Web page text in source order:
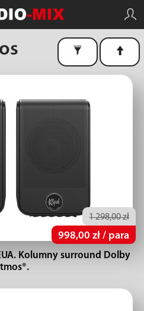
1 298,00 zł
998,00 zł / para
Kolumny surround Dolby